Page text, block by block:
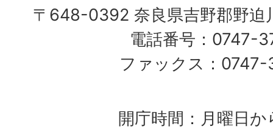
〒648-0392 奈良県吉野郡野迫
電話番号：0747-
ファックス：
開庁時間：月曜日か